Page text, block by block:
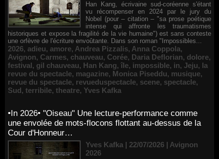
Han Kang, écrivaine sud-coréenne s'étant
vu récompenser en 2024 par le jury du
Nobel (pour – citation – "sa prose poétique
intense qui affronte les traumatismes
historiques et expose la fragilité de la vie humaine") est sans conteste
une orfèvre de l'écriture envoûtante. Dans son roman "Impossibles...
2026, adieu, amore, Andrea Pizzalis, Anna Coppola,
Avignon, Carmes, chauveau, Corée, Daria Deflorian, dolore,
festival, gil chauveau, Han Kang, île, impossible, in, Jeju, la
revue du spectacle, magazine, Monica Piseddu, musique,
revue du spectacle, revueduspectacle, scene, spectacle,
Sud, terribile, theatre, Yves Kafka
•In 2026• "Oiseau" Une lecture-performance comme
une envolée de mots-flocons flottant au-dessus de la
Cour d'Honneur…
Yves Kafka | 22/07/2026 | Avignon
2026